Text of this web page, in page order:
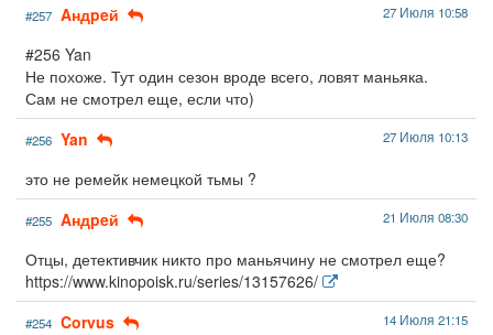
#257 Aндpeй 27 Июля 10:58
#256 Yan
Не похоже. Тут один сезон вроде всего, ловят маньяка.
Сам не смотрел еще, если что)
#256 Yan 27 Июля 10:13
это не ремейк немецкой тьмы ?
#255 Aндpeй 21 Июля 08:30
Отцы, детективчик никто про маньячину не смотрел еще?
https://www.kinopoisk.ru/series/13157626/
#254 Corvus 14 Июля 21:15